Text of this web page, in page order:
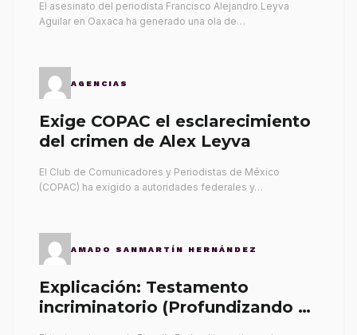
El asesinato del periodista Francisco Alejandro Leyva
Aguilar en Oaxaca ha generado una ola de…
AGENCIAS
Exige COPAC el esclarecimiento
del crimen de Alex Leyva
El Club de Comunicadores y Periodistas de México
(COPAC) ha exigido a autoridades federales y…
AMADO SANMARTÍN HERNÁNDEZ
Explicación: Testamento
incriminatorio (Profundizando su